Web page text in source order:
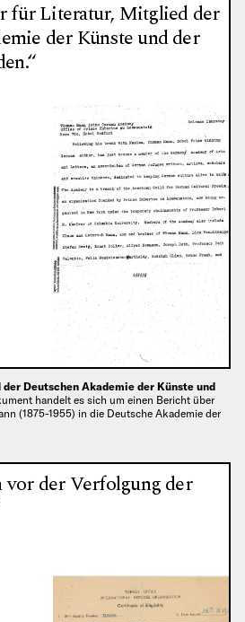
für Literatur, Mitglied der
der Künste und der
Deutschen Akademie der Künste und
handelt es sich um einen Bericht über
(1875-1955) in die Deutsche Akademie der
vor der Verfolgung der